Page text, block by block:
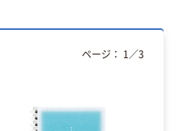
ページ： 1 ／3